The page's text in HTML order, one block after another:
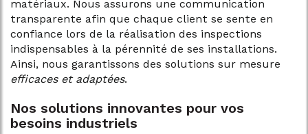
matériaux. Nous assurons une communication
transparente afin que chaque client se sente en
confiance lors de la réalisation des inspections
indispensables à la pérennité de ses installations.
Ainsi, nous garantissons des solutions sur mesure
efficaces et adaptées.
Nos solutions innovantes pour vos
besoins industriels